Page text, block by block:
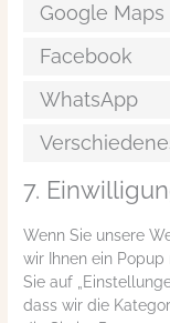
Google Maps
Facebook
WhatsApp
7.
Wenn Sie unsere
wir Ihnen ein
Sie auf
dass wir die